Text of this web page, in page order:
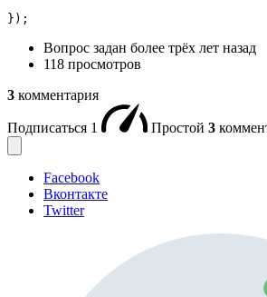
});
Вопрос задан более трёх лет назад
118 просмотров
3 комментария
Подписаться 1 Простой 3
Facebook
Вконтакте
Twitter